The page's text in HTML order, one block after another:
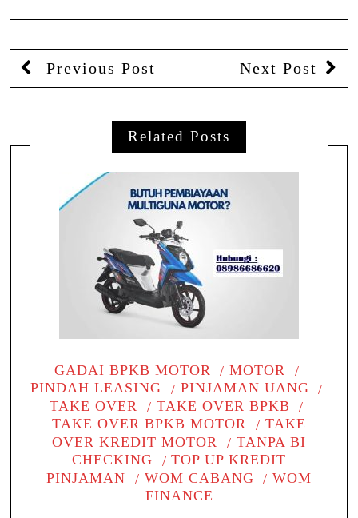
Previous Post Next Post
Related Posts
GADAI BPKB MOTOR
MOTOR
PINDAH LEASING
PINJAMAN UANG
TAKE OVER
TAKE OVER BPKB
TAKE OVER BPKB MOTOR
TAKE
OVER KREDIT MOTOR
TANPA BI
CHECKING
TOP UP KREDIT
PINJAMAN
WOM CABANG
WOM
FINANCE